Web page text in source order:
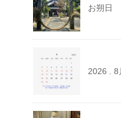
お朔日
2026 . 8